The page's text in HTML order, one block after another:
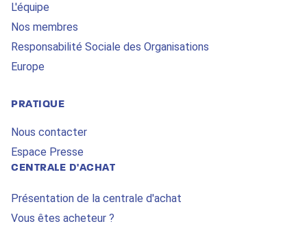
L'équipe
Nos membres
Responsabilité Sociale des Organisations
Europe
PRATIQUE
Nous contacter
Espace Presse
CENTRALE D'ACHAT
Présentation de la centrale d'achat
Vous êtes acheteur ?